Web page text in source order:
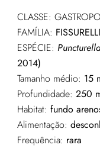
CLASSE:
FAMÍLIA:
ESPÉCIE:
2014)
Tamanho médio: 15
Profundidade: 250
Habitat: fundo
Alimentação:
Frequência: rara